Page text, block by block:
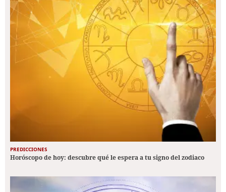
PREDICCIONES
Horóscopo de hoy: descubre qué le espera a tu signo del zodiaco